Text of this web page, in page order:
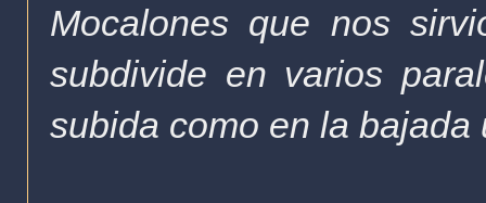
Mocalones que nos
subdivide en varios
subida como en la